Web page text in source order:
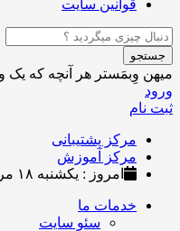
قوانین سایت
جستجو
میهن وِبمَستر هر آنچه که یک
ورود
ثبت نام
مرکز پشتیبانی
مرکز آموزش
امروز : یکشنبه ۱۸ مرداد ۱۴۰۵
خدمات ما
سئو سایت